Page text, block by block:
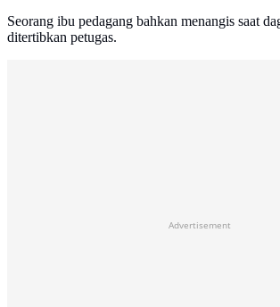
Seorang ibu pedagang bahkan menangis saat
ditertibkan petugas.
Advertisement